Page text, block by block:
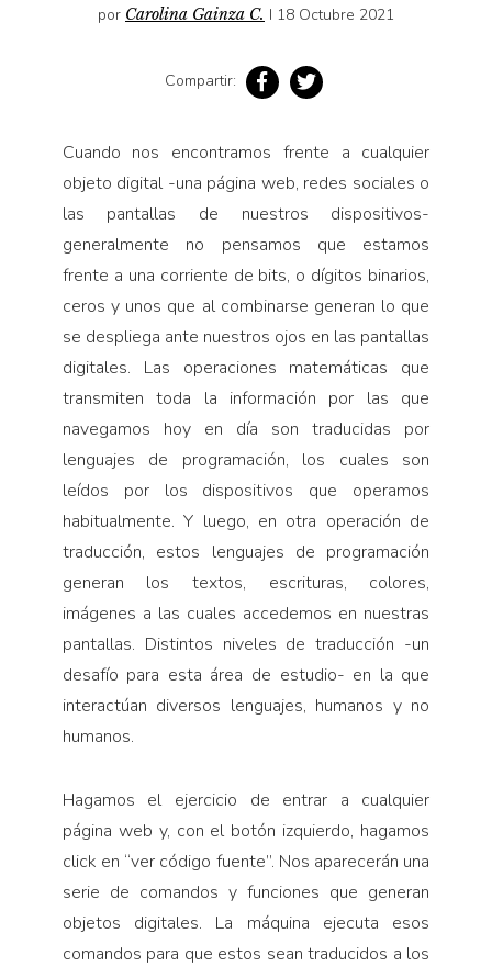
Vidas paralelas
Voces y lecturas
por Carolina Gainza C. I 18 Octubre 2021
Compartir:
Cuando nos encontramos frente a cualquier
objeto digital -una página web, redes sociales o
las pantallas de nuestros dispositivos-
generalmente no pensamos que estamos
frente a una corriente de bits, o dígitos binarios,
ceros y unos que al combinarse generan lo que
se despliega ante nuestros ojos en las pantallas
digitales. Las operaciones matemáticas que
transmiten toda la información por las que
navegamos hoy en día son traducidas por
lenguajes de programación, los cuales son
leídos por los dispositivos que operamos
habitualmente. Y luego, en otra operación de
traducción, estos lenguajes de programación
generan los textos, escrituras, colores,
imágenes a las cuales accedemos en nuestras
pantallas. Distintos niveles de traducción -un
desafío para esta área de estudio- en la que
interactúan diversos lenguajes, humanos y no
humanos.
Hagamos el ejercicio de entrar a cualquier
página web y, con el botón izquierdo, hagamos
click en “ver código fuente”. Nos aparecerán una
serie de comandos y funciones que generan
objetos digitales. La máquina ejecuta esos
comandos para que estos sean traducidos a los